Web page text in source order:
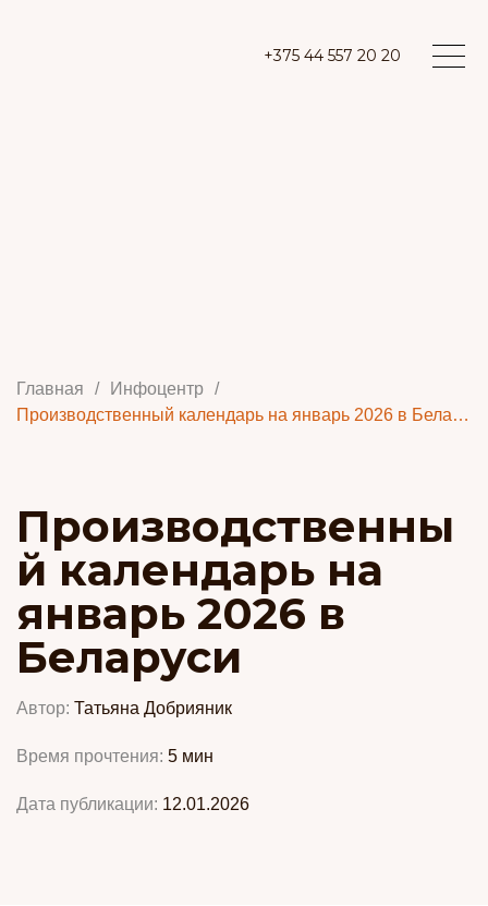
+375 44 557 20 20
Главная / Инфоцентр /
Производственный календарь на январь 2026 в Беларуси
Производственны
й календарь на
январь 2026 в
Беларуси
Автор: Татьяна Добрияник
Время прочтения: 5 мин
Дата публикации: 12.01.2026